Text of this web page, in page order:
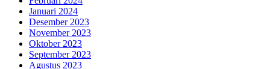
Januari 2024
Desember 2023
November 2023
Oktober 2023
September 2023
Agustus 2023